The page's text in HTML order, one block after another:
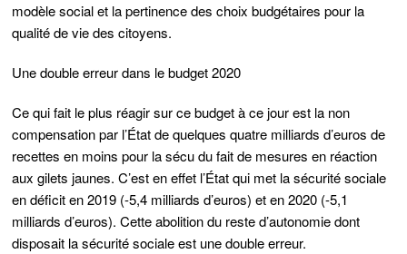
modèle social et la pertinence des choix budgétaires pour la
qualité de vie des citoyens.
Une double erreur dans le budget 2020
Ce qui fait le plus réagir sur ce budget à ce jour est la non
compensation par l’État de quelques quatre milliards d’euros de
recettes en moins pour la sécu du fait de mesures en réaction
aux gilets jaunes. C’est en effet l’État qui met la sécurité sociale
en déficit en 2019 (-5,4 milliards d’euros) et en 2020 (-5,1
milliards d’euros). Cette abolition du reste d’autonomie dont
disposait la sécurité sociale est une double erreur.